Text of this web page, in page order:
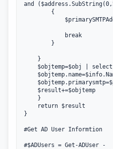
and
{
break
}
}
$objtemp=$obj | select
$result+=$objtemp
}
return $result
}
#Get AD User Informtion
#$ADUsers = Get-ADUser -